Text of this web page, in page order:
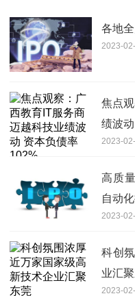
各地
2023-
焦点
绩波
2023-
高质
自动
2023-
科创
业汇
2023-